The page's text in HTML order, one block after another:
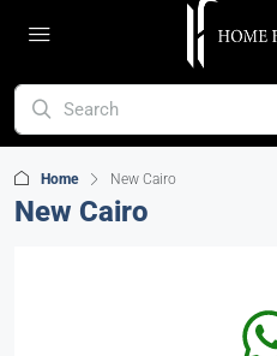
Home New Cairo
New Cairo